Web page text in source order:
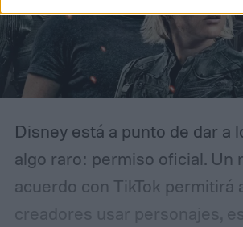
Disney está a punto de dar a
algo raro: permiso oficial. Un
acuerdo con TikTok permitirá
creadores usar personajes,